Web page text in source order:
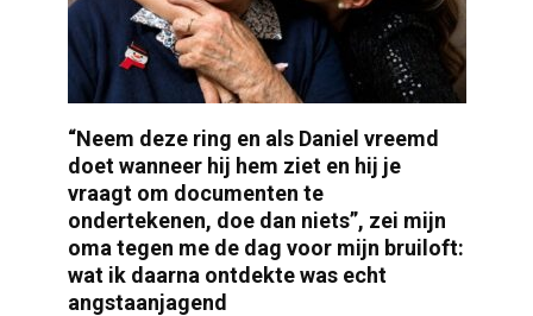
“Neem deze ring en als Daniel vreemd
doet wanneer hij hem ziet en hij je
vraagt om documenten te
ondertekenen, doe dan niets”, zei mijn
oma tegen me de dag voor mijn bruiloft:
wat ik daarna ontdekte was echt
angstaanjagend